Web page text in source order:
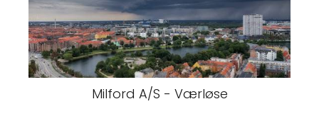
Milford A/S - Værløse